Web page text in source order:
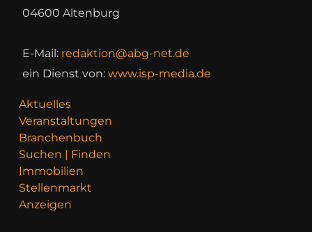
04600 Altenburg
E-Mail: redaktion@abg-net.de
ein Dienst von: www.isp-media.de
Aktuelles
Veranstaltungen
Branchenbuch
Suchen | Finden
Immobilien
Stellenmarkt
Anzeigen